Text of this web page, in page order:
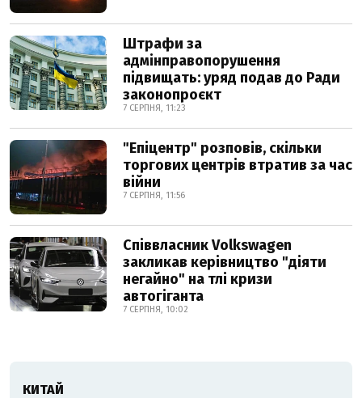
Штрафи за
адмінправопорушення
підвищать: уряд подав до Ради
законопроєкт
7 СЕРПНЯ, 11:23
"Епіцентр" розповів, скільки
торгових центрів втратив за час
війни
7 СЕРПНЯ, 11:56
Співвласник Volkswagen
закликав керівництво "діяти
негайно" на тлі кризи
автогіганта
7 СЕРПНЯ, 10:02
КИТАЙ